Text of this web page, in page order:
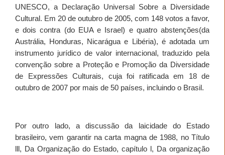
UNESCO, a Declaração Universal Sobre a Diversidade
Cultural. Em 20 de outubro de 2005, com 148 votos a favor,
e dois contra (do EUA e Israel) e quatro abstenções(da
Austrália, Honduras, Nicarágua e Libéria), é adotada um
instrumento jurídico de valor internacional, traduzido pela
convenção sobre a Proteção e Promoção da Diversidade
de Expressões Culturais, cuja foi ratificada em 18 de
outubro de 2007 por mais de 50 países, incluindo o Brasil.
Por outro lado, a discussão da laicidade do Estado
brasileiro, vem garantir na carta magna de 1988, no Título
lll, Da Organização do Estado, capítulo l, Da organização